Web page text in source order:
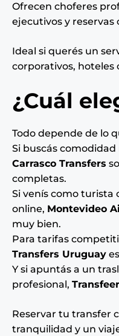
Ofrecen choferes
ejecutivos y
Ideal si querés un
corporativos, hoteles
¿Cuál
Todo depende de lo
Si buscás
Carrasco Transfers
completas.
Si venís como turista
online, Montevideo
muy bien.
Para tarifas
Transfers Uruguay
Y si apuntás a un
profesional,
Reservar tu transfer
tranquilidad y un